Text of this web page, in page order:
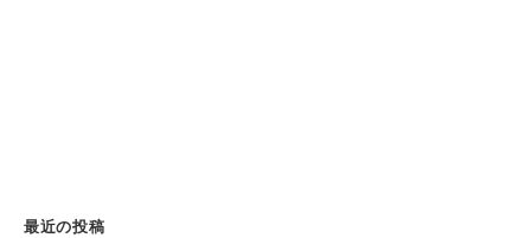
最近の投稿